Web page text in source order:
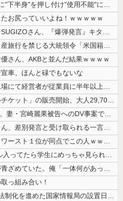
【 つ 】面識ある女性の水筒に"下半身"を押し付け"使用不能"にした疑...
お尻っていいよね！ｗｗｗｗｗ
【悲報】大物ミュージシャンSUGIZOさん、『爆弾発言』キタァアアアア...
【速報】トランプ大統領、出産旅行を禁じる大統領令「米国籍取得を目的とし...
さん、AKBと並んだ結果ｗｗｗｗ
車、ほんと碌でもないな
経済崩壊の中国・広東省の工場にて経営者が従業員に半年以上給料未払いした...
ジャングリア沖縄「ロイヤルチケット」の販売開始、大人29,700円にｗ...
【芸能】元EXILE・黒木啓司、妻・宮崎麗果被告へのDV事案で逮捕され...
【速報】ダウンタウン浜田さん、差別発言と受け取られる一言で炎上ｗｗｗｗ...
日本をダメにした総理大臣、ワースト１位が同点でこの人ｗｗｗｗｗｗ
【画像】 まま「なんかプール入ってたら学生にめっちゃ見られたw」
出張から帰ったら、嫁の顔が青ざめていた。俺「一体何があったんだ？」嫁「...
っ組み合い！
（ ´_ゝ`）中国「高市政権が法制化を進めた国家情報局の設置日が7月3...